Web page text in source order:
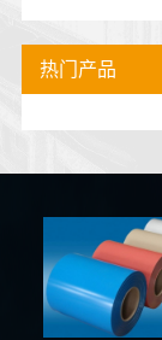
热门产品